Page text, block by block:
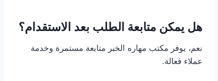
هل يمكن متابعة الطلب بعد الاستقدام؟
نعم، يوفر مكتب مهاره الخبر متابعة مستمرة وخدمة
عملاء فعالة.